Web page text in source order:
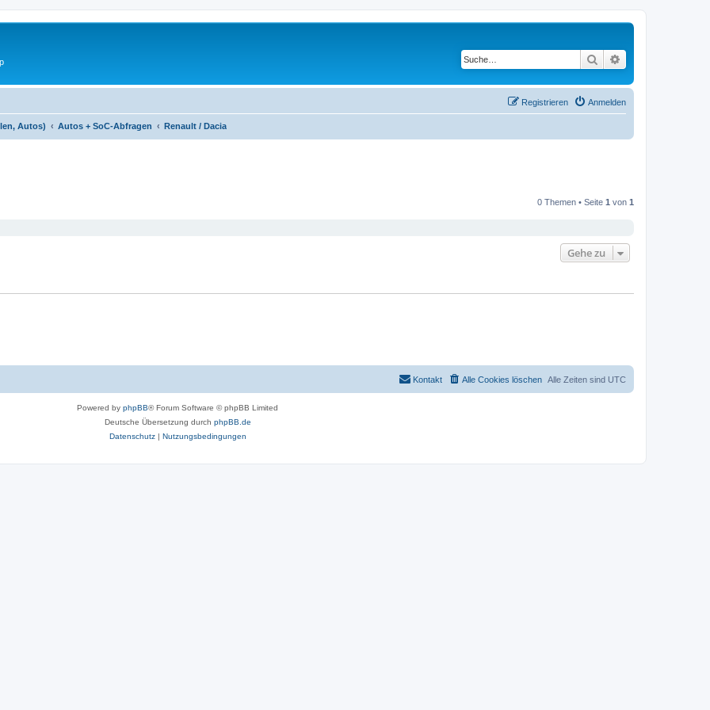
Suche
Anmelden
Registrieren
Autos) Autos + SoC-Abfragen Renault / Dacia
0 Themen • Seite 1 von 1
Gehe zu
Alle Zeiten sind UTC
Alle Cookies löschen
Kontakt
Powered by phpBB® Forum Software © phpBB Limited
Deutsche Übersetzung durch phpBB.de
Datenschutz| Nutzungsbedingungen